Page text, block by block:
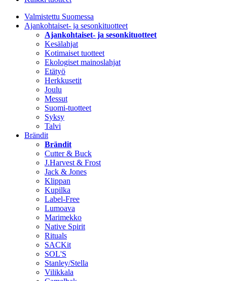
Valmistettu Suomessa
Ajankohtaiset- ja sesonkituotteet
Ajankohtaiset- ja sesonkituotteet
Kesälahjat
Kotimaiset tuotteet
Ekologiset mainoslahjat
Etätyö
Herkkusetit
Joulu
Messut
Suomi-tuotteet
Syksy
Talvi
Brändit
Brändit
Cutter & Buck
J.Harvest & Frost
Jack & Jones
Klippan
Kupilka
Label-Free
Lumoava
Marimekko
Native Spirit
Rituals
SACKit
SOL'S
Stanley/Stella
Vilikkala